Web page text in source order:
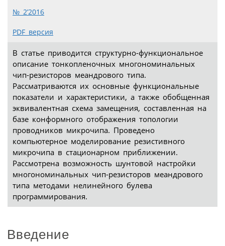
№ 2’2016
PDF версия
В статье приводится структурно-функциональное
описание тонкопленочных многономинальных
чип-резисторов меандрового типа.
Рассматриваются их основные функциональные
показатели и характеристики, а также обобщенная
эквивалентная схема замещения, составленная на
базе конформного отображения топологии
проводников микрочипа. Проведено
компьютерное моделирование резистивного
микрочипа в стационарном приближении.
Рассмотрена возможность шунтовой настройки
многономинальных чип-резисторов меандрового
типа методами нелинейного булева
программирования.
Введение